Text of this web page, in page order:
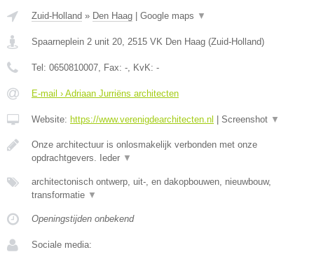
Zuid-Holland » Den Haag Google maps ▼
Spaarneplein 2 unit 20, 2515 VK Den Haag (Zuid-Holland)
Tel: 0650810007, Fax: -, KvK: -
E-mail › Adriaan Jurriëns architecten
Website: https://www.verenigdearchitecten.nl Screenshot ▼
Onze architectuur is onlosmakelijk verbonden met onze
opdrachtgevers. Ieder ▼
architectonisch ontwerp, uit-, en dakopbouwen, nieuwbouw,
transformatie ▼
Openingstijden onbekend
Sociale media: